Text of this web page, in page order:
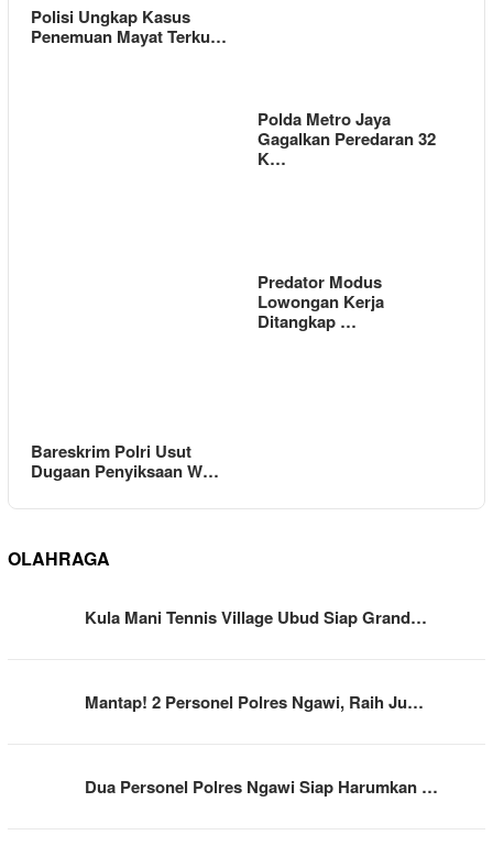
Polisi Ungkap Kasus
Penemuan Mayat Terku…
Polda Metro Jaya
Gagalkan Peredaran 32
K…
Bareskrim Polri Usut
Dugaan Penyiksaan W…
Predator Modus
Lowongan Kerja
Ditangkap …
OLAHRAGA
Kula Mani Tennis Village Ubud Siap Grand…
Mantap! 2 Personel Polres Ngawi, Raih Ju…
Dua Personel Polres Ngawi Siap Harumkan …